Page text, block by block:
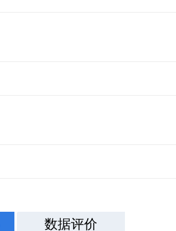
数据评价